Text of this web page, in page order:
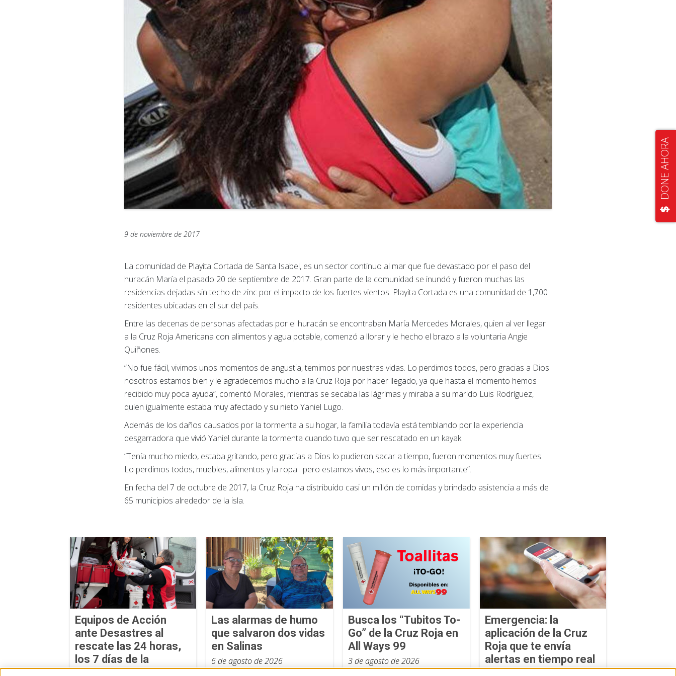
DONE AHORA
9 de noviembre de 2017
La comunidad de Playita Cortada de Santa Isabel, es un sector continuo al mar que fue devastado por el paso del
huracán María el pasado 20 de septiembre de 2017. Gran parte de la comunidad se inundó y fueron muchas las
residencias dejadas sin techo de zinc por el impacto de los fuertes vientos. Playita Cortada es una comunidad de 1,700
residentes ubicadas en el sur del país.
Entre las decenas de personas afectadas por el huracán se encontraban María Mercedes Morales, quien al ver llegar
a la Cruz Roja Americana con alimentos y agua potable, comenzó a llorar y le hecho el brazo a la voluntaria Angie
Quiñones.
“No fue fácil, vivimos unos momentos de angustia, temimos por nuestras vidas. Lo perdimos todos, pero gracias a Dios
nosotros estamos bien y le agradecemos mucho a la Cruz Roja por haber llegado, ya que hasta el momento hemos
recibido muy poca ayuda”, comentó Morales, mientras se secaba las lágrimas y miraba a su marido Luis Rodríguez,
quien igualmente estaba muy afectado y su nieto Yaniel Lugo.
Además de los daños causados por la tormenta a su hogar, la familia todavía está temblando por la experiencia
desgarradora que vivió Yaniel durante la tormenta cuando tuvo que ser rescatado en un kayak.
“Tenía mucho miedo, estaba gritando, pero gracias a Dios lo pudieron sacar a tiempo, fueron momentos muy fuertes.
Lo perdimos todos, muebles, alimentos y la ropa…pero estamos vivos, eso es lo más importante”.
En fecha del 7 de octubre de 2017, la Cruz Roja ha distribuido casi un millón de comidas y brindado asistencia a más de
65 municipios alrededor de la isla.
Equipos de Acción
ante Desastres al
rescate las 24 horas,
los 7 días de la
semana
Las alarmas de humo
que salvaron dos vidas
en Salinas
6 de agosto de 2026
Busca los “Tubitos To-
Go” de la Cruz Roja en
All Ways 99
3 de agosto de 2026
Emergencia: la
aplicación de la Cruz
Roja que te envía
alertas en tiempo real